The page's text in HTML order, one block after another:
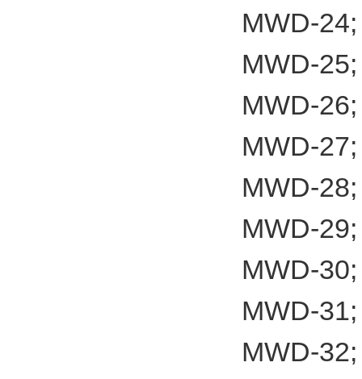
MWD-
MWD-
MWD-
MWD-
MWD-
MWD-
MWD-
MWD-
MWD-